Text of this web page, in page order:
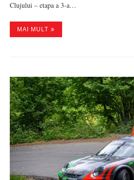
Clujului – etapa a 3-a…
MAI MULT